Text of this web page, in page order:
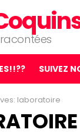
SUIVEZ
laboratoire